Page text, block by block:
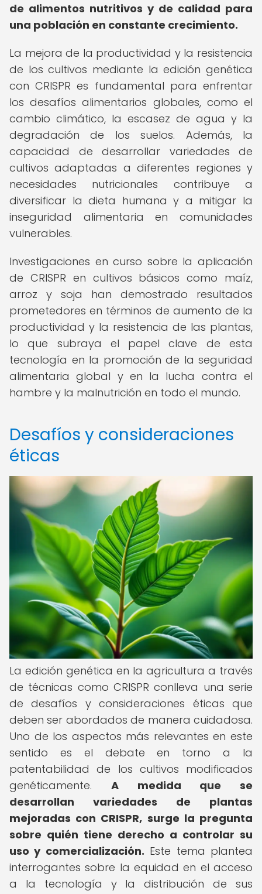
de alimentos nutritivos y de calidad para
una población en constante crecimiento.
La mejora de la productividad y la resistencia
de los cultivos mediante la edición genética
con CRISPR es fundamental para enfrentar
los desafíos alimentarios globales, como el
cambio climático, la escasez de agua y la
degradación de los suelos. Además, la
capacidad de desarrollar variedades de
cultivos adaptadas a diferentes regiones y
necesidades nutricionales contribuye a
diversificar la dieta humana y a mitigar la
inseguridad alimentaria en comunidades
vulnerables.
Investigaciones en curso sobre la aplicación
de CRISPR en cultivos básicos como maíz,
arroz y soja han demostrado resultados
prometedores en términos de aumento de la
productividad y la resistencia de las plantas,
lo que subraya el papel clave de esta
tecnología en la promoción de la seguridad
alimentaria global y en la lucha contra el
hambre y la malnutrición en todo el mundo.
Desafíos y consideraciones
éticas
La edición genética en la agricultura a través
de técnicas como CRISPR conlleva una serie
de desafíos y consideraciones éticas que
deben ser abordados de manera cuidadosa.
Uno de los aspectos más relevantes en este
sentido es el debate en torno a la
patentabilidad de los cultivos modificados
genéticamente. A medida que se
desarrollan variedades de plantas
mejoradas con CRISPR, surge la pregunta
sobre quién tiene derecho a controlar su
uso y comercialización. Este tema plantea
interrogantes sobre la equidad en el acceso
a la tecnología y la distribución de sus